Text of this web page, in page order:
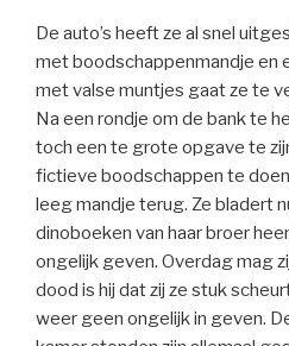
De auto’s heeft ze al snel
met boodschappenmandje en
met valse muntjes gaat ze te
Na een rondje om de bank te
toch een te grote opgave te
fictieve boodschappen te
leeg mandje terug. Ze bladert
dinoboeken van haar broer
ongelijk geven. Overdag mag
dood is hij dat zij ze stuk
weer geen ongelijk in geven.